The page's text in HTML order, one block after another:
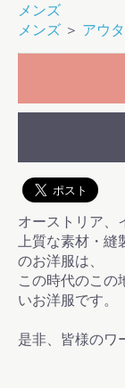
メンズ
メンズ ＞ アウ
オーストリア、
上質な素材・縫
のお洋服は、
この時代のこの
いお洋服です。
是非、皆様のワ